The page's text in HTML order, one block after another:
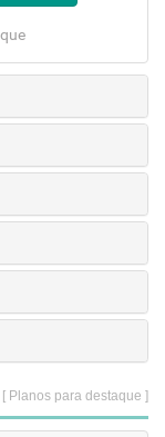
[ Planos para destaque ]